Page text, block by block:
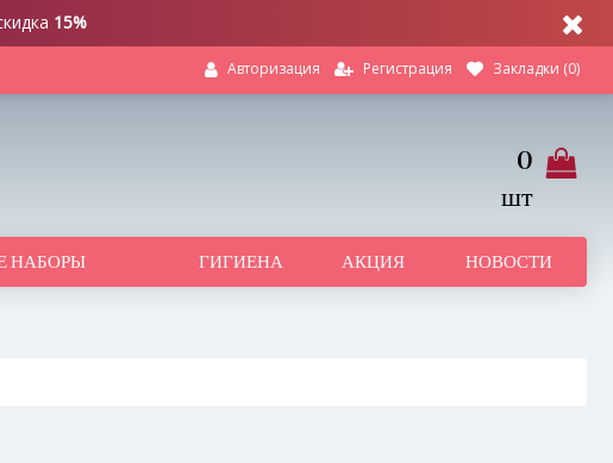
15%
Авторизация Регистрация Закладки (0)
0
шт
НАБОРЫ ГИГИЕНА АКЦИЯ НОВОСТИ